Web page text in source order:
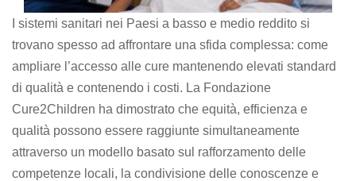
I sistemi sanitari nei Paesi a basso e medio reddito si
trovano spesso ad affrontare una sfida complessa: come
ampliare l’accesso alle cure mantenendo elevati standard
di qualità e contenendo i costi. La Fondazione
Cure2Children ha dimostrato che equità, efficienza e
qualità possono essere raggiunte simultaneamente
attraverso un modello basato sul rafforzamento delle
competenze locali, la condivisione delle conoscenze e